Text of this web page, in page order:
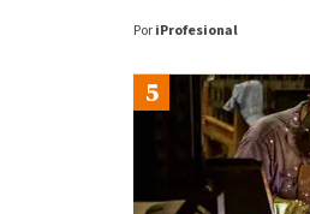
Por iProfesional